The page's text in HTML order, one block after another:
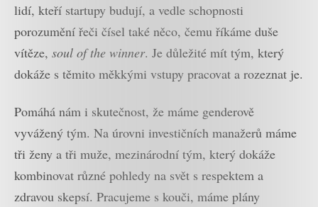
lidí, kteří startupy budují, a vedle schopnosti
porozumění řeči čísel také něco, čemu říkáme duše
vítěze, soul of the winner. Je důležité mít tým, který
dokáže s těmito měkkými vstupy pracovat a rozeznat je.
Pomáhá nám i skutečnost, že máme genderově
vyvážený tým. Na úrovni investičních manažerů máme
tři ženy a tři muže, mezinárodní tým, který dokáže
kombinovat různé pohledy na svět s respektem a
zdravou skepsí. Pracujeme s kouči, máme plány